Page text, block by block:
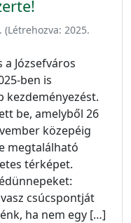
(Létrehozva: 2025.
a Józsefváros
ben is
kezdeményezést.
be, amelyből 26
közepéig
megtalálható
térképet.
csúcspontját
ha nem egy […]